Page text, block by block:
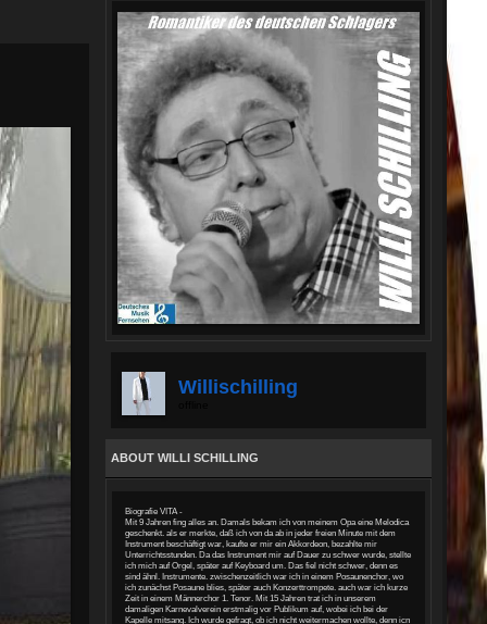
Willischilling
ABOUT WILLI SCHILLING
Biografie VITA -
Mit 9 Jahren fing alles an. Damals bekam ich von meinem Opa eine Melodica
geschenkt. als er merkte, daß ich von da ab in jeder freien Minute mit dem
Instrument beschäftigt war, kaufte er mir ein Akkordeon, bezahlte mir
Unterrichtsstunden. Da das Instrument mir auf Dauer zu schwer wurde, stellte
ich mich auf Orgel, später auf Keyboard um. Das fiel nicht schwer, denn es
sind ähnl. Instrumente. zwischenzeitlich war ich in einem Posaunenchor, wo
ich zunächst Posaune blies, später auch Konzerttrompete. auch war ich kurze
Zeit in einem Männerchor 1. Tenor. Mit 15 Jahren trat ich in unserem
damaligen Karnevalverein erstmalig vor Publikum auf, wobei ich bei der
Kapelle mitsang. Ich wurde gefragt, ob ich nicht weitermachen wollte, denn icn